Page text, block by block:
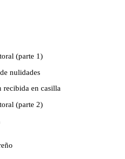
(parte 1)
nulidades
recibida en casilla
(parte 2)